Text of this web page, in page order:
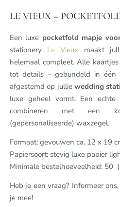
LE VIEUX –
Een luxe pocketfold mapje
stationery Le Vieux maakt
helemaal compleet. Alle
tot details – gebundeld in één
afgestemd op jullie wedding
luxe geheel vormt. Een
combineren met een
(gepersonaliseerde) waxzegel.
Formaat: gevouwen ca. 12 x 19
Papiersoort: stevig luxe papier
Minimale bestelhoeveelheid: 50
Heb je een vraag? Informeer
je mee!